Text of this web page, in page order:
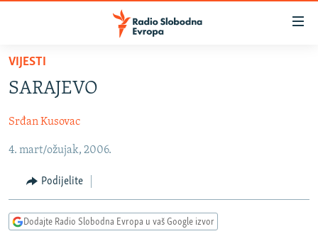
Pređite
glavni
Pređite
na
navigaciju
Pređite
na
pretragu
BOSNA I HERCEGOVINA
SRBIJA
KOSOVO
CRNA GORA
VIZUELNO
VIDEO
PODCASTI
VIJESTI
SARAJEVO
Srđan Kusovac
4. mart/ožujak, 2006.
Podijelite
Dodajte Radio Slobodna Evropa u vaš Google izvor